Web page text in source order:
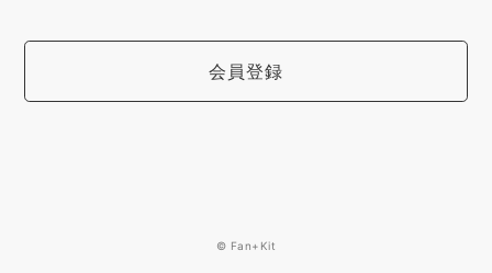
会員登録
© Fan+Kit